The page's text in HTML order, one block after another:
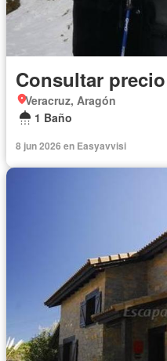
Consultar precio
Veracruz, Aragón
1 Baño
8 jun 2026 en Easyavvisi